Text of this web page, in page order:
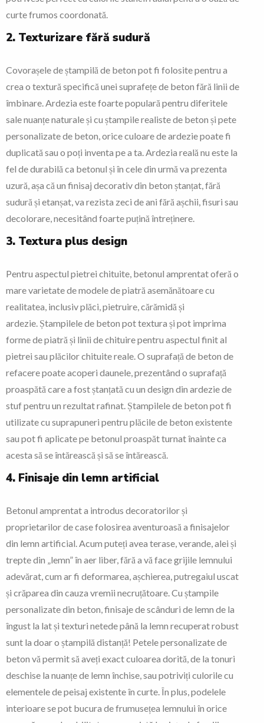
curte frumos coordonată.
2. Texturizare fără sudură
Covorașele de ștampilă de beton pot fi folosite pentru a
crea o textură specifică unei suprafețe de beton fără linii de
îmbinare. Ardezia este foarte populară pentru diferitele
sale nuanțe naturale și cu ștampile realiste de beton și pete
personalizate de beton, orice culoare de ardezie poate fi
duplicată sau o poți inventa pe a ta. Ardezia reală nu este la
fel de durabilă ca betonul și în cele din urmă va prezenta
uzură, așa că un finisaj decorativ din beton ștanțat, fără
sudură și etanșat, va rezista zeci de ani fără așchii, fisuri sau
decolorare, necesitând foarte puțină întreținere.
3. Textura plus design
Pentru aspectul pietrei chituite, betonul amprentat oferă o
mare varietate de modele de piatră asemănătoare cu
realitatea, inclusiv plăci, pietruire, cărămidă și
ardezie. Ștampilele de beton pot textura și pot imprima
forme de piatră și linii de chituire pentru aspectul finit al
pietrei sau plăcilor chituite reale. O suprafață de beton de
refacere poate acoperi daunele, prezentând o suprafață
proaspătă care a fost ștanțată cu un design din ardezie de
stuf pentru un rezultat rafinat. Ștampilele de beton pot fi
utilizate cu suprapuneri pentru plăcile de beton existente
sau pot fi aplicate pe betonul proaspăt turnat înainte ca
acesta să se întărească și să se întărească.
4. Finisaje din lemn artificial
Betonul amprentat a introdus decoratorilor și
proprietarilor de case folosirea aventuroasă a finisajelor
din lemn artificial. Acum puteți avea terase, verande, alei și
trepte din „lemn” în aer liber, fără a vă face grijile lemnului
adevărat, cum ar fi deformarea, așchierea, putregaiul uscat
și crăparea din cauza vremii necruțătoare. Cu ștampile
personalizate din beton, finisaje de scânduri de lemn de la
îngust la lat și texturi netede până la lemn recuperat robust
sunt la doar o ștampilă distanță! Petele personalizate de
beton vă permit să aveți exact culoarea dorită, de la tonuri
deschise la nuanțe de lemn închise, sau potriviți culorile cu
elementele de peisaj existente în curte. În plus, podelele
interioare se pot bucura de frumusețea lemnului în orice